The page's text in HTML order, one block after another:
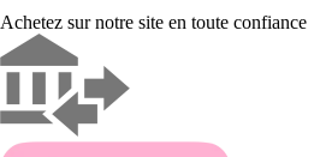
Achetez sur notre site en toute confiance